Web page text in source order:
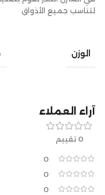
لتناسب جميع الأذواق
الوزن
آراء العملاء
0 تقييم
0
0
0